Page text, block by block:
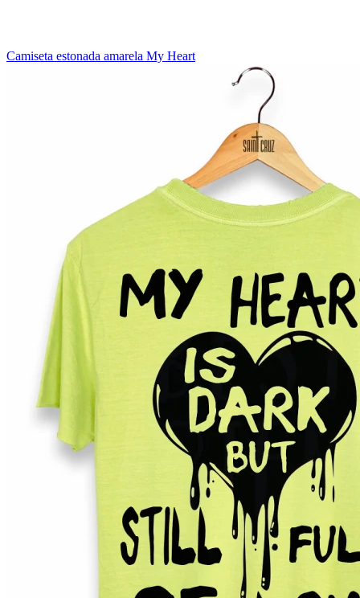
Camiseta estonada amarela My Heart